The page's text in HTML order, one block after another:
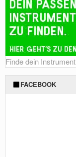
Finde dein Instrument
FACEBOOK